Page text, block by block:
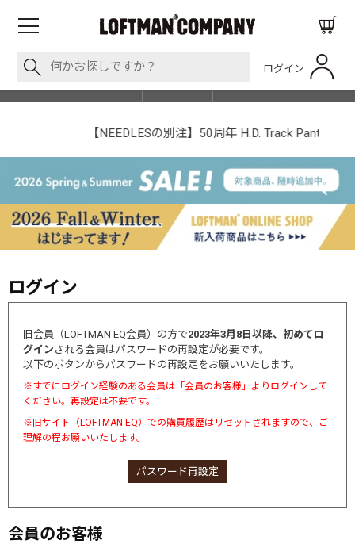
ログイン
SHOP LIST
【NEEDLESの別注】50周年 H.D. Track Pant
ログイン
旧会員（LOFTMAN EQ会員）の方で2023年3月8日以降、初めてロ
グインされる会員はパスワードの再設定が必要です。
以下のボタンからパスワードの再設定をお願いいたします。
※すでにログイン経験のある会員は「会員のお客様」よりログインして
ください。再設定は不要です。
※旧サイト（LOFTMAN EQ）での購買履歴はリセットされますので、ご
理解の程お願いいたします。
パスワード再設定
会員のお客様